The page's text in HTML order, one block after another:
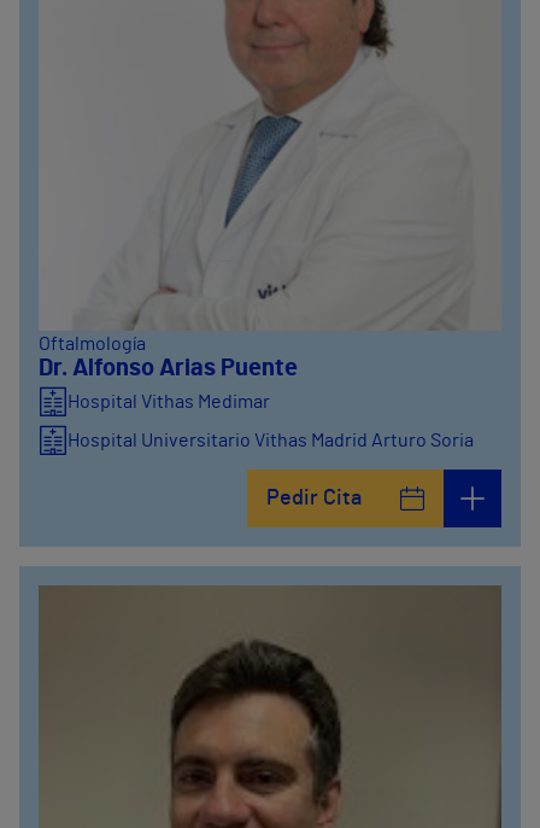
Oftalmología
Dr. Alfonso Arias Puente
Hospital Vithas Medimar
Hospital Universitario Vithas Madrid Arturo Soria
Pedir Cita